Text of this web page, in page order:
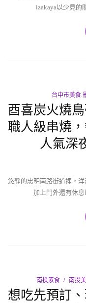
izakaya以少見的
台中市美食.
酉喜炭火燒
職人級串燒
人氣深
悠靜的忠明南路街道裡，
加上門外還有休
南投素食 南投
想吃先預訂